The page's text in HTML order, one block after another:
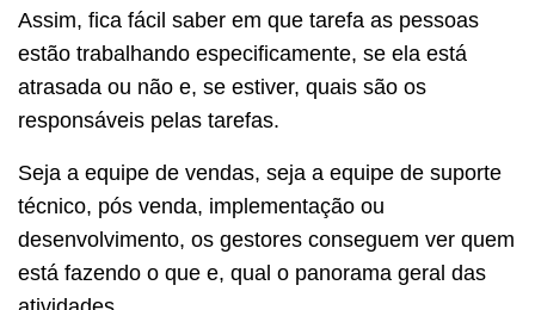
Assim, fica fácil saber em que tarefa as pessoas
estão trabalhando especificamente, se ela está
atrasada ou não e, se estiver, quais são os
responsáveis pelas tarefas.
Seja a equipe de vendas, seja a equipe de suporte
técnico, pós venda, implementação ou
desenvolvimento, os gestores conseguem ver quem
está fazendo o que e, qual o panorama geral das